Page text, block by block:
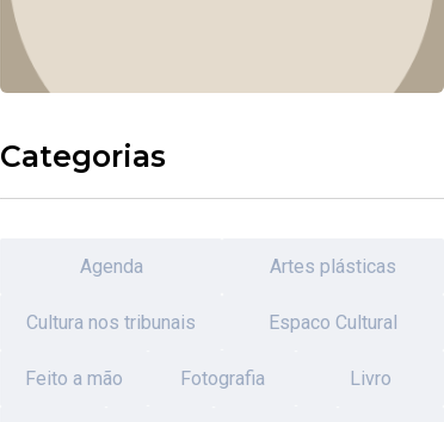
Categorias
Agenda Artes plásticas
Cultura nos tribunais Espaco Cultural
Feito a mão Fotografia Livro